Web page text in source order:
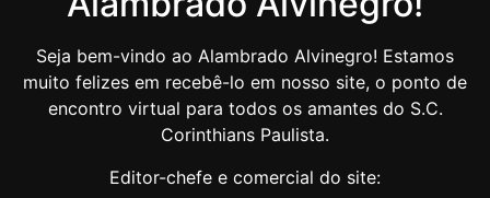
Seja bem-vindo ao Alambrado Alvinegro! Estamos
muito felizes em recebê-lo em nosso site, o ponto de
encontro virtual para todos os amantes do S.C.
Corinthians Paulista.
Editor-chefe e comercial do site: